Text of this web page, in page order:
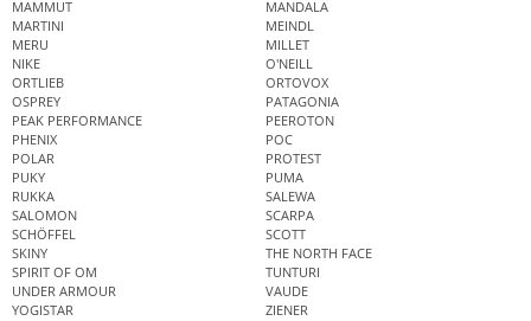
MAMMUT
MANDALA
MARTINI
MEINDL
MERU
MILLET
NIKE
O'NEILL
ORTLIEB
ORTOVOX
OSPREY
PATAGONIA
PEAK PERFORMANCE
PEEROTON
PHENIX
POC
POLAR
PROTEST
PUKY
PUMA
RUKKA
SALEWA
SALOMON
SCARPA
SCHÖFFEL
SCOTT
SKINY
THE NORTH FACE
SPIRIT OF OM
TUNTURI
UNDER ARMOUR
VAUDE
YOGISTAR
ZIENER